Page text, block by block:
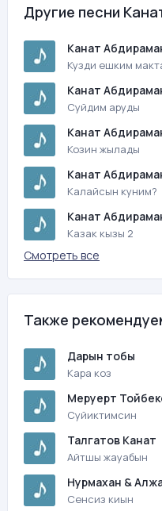
Другие песни
Канат
Кузди ешким
Канат
Суйдим аруды
Канат
Козин жылады
Канат
Калайсын куним?
Канат
Казак кызы 2
Смотреть все
Также
Дарын тобы
Кара коз
Меруерт
Суйиктимсин
Талгатов Канат
Айтшы жауабын
Нурмахан &
Сенсиз киын